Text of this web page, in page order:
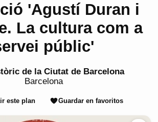
'Agustí Duran i
La cultura com a
públic'
de la Ciutat de Barcelona
Barcelona
este plan Guardar en favoritos